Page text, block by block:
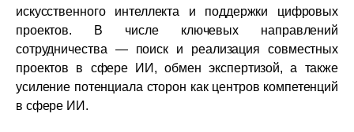
искусственного интеллекта и поддержки цифровых
проектов. В числе ключевых направлений
сотрудничества — поиск и реализация совместных
проектов в сфере ИИ, обмен экспертизой, а также
усиление потенциала сторон как центров компетенций
в сфере ИИ.